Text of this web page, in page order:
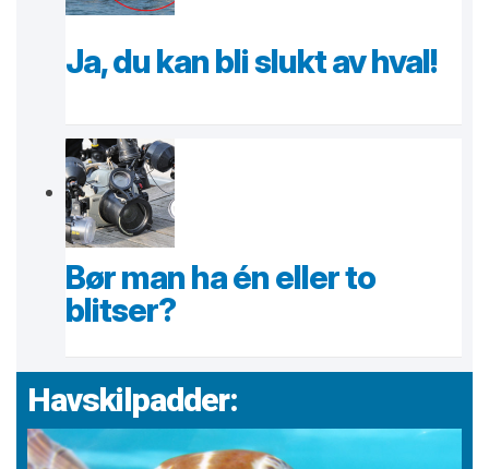
Ja, du kan bli slukt av hval!
Bør man ha én eller to
blitser?
Havskilpadder: